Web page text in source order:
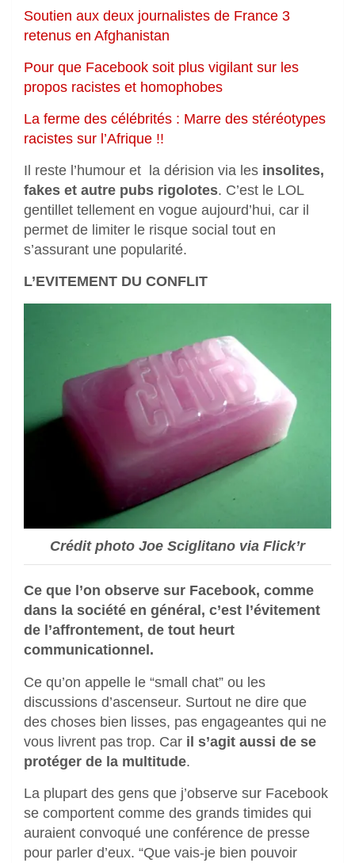
Soutien aux deux journalistes de France 3
retenus en Afghanistan
Pour que Facebook soit plus vigilant sur les
propos racistes et homophobes
La ferme des célébrités : Marre des stéréotypes
racistes sur l’Afrique !!
Il reste l’humour et la dérision via les insolites,
fakes et autre pubs rigolotes. C’est le LOL
gentillet tellement en vogue aujourd’hui, car il
permet de limiter le risque social tout en
s’assurant une popularité.
L’EVITEMENT DU CONFLIT
Crédit photo Joe Sciglitano via Flick’r
Ce que l’on observe sur Facebook, comme
dans la société en général, c’est l’évitement
de l’affrontement, de tout heurt
communicationnel.
Ce qu’on appelle le “small chat” ou les
discussions d’ascenseur. Surtout ne dire que
des choses bien lisses, pas engageantes qui ne
vous livrent pas trop. Car il s’agit aussi de se
protéger de la multitude.
La plupart des gens que j’observe sur Facebook
se comportent comme des grands timides qui
auraient convoqué une conférence de presse
pour parler d’eux. “Que vais-je bien pouvoir